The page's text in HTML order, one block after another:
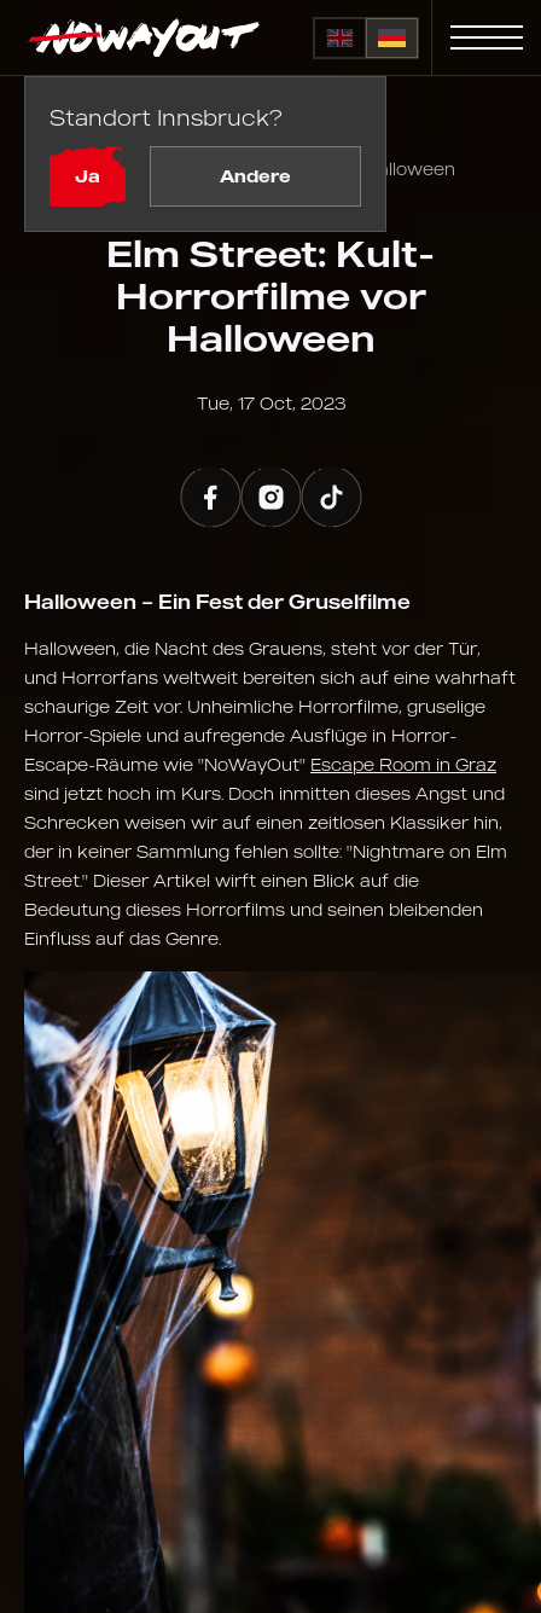
Standort Innsbruck?
Ja Andere
Elm Street: Kult-Horrorfilme vor Halloween
Elm Street: Kult-
Horrorfilme vor
Halloween
Tue, 17 Oct, 2023
Halloween – Ein Fest der Gruselfilme
Halloween, die Nacht des Grauens, steht vor der Tür,
und Horrorfans weltweit bereiten sich auf eine wahrhaft
schaurige Zeit vor. Unheimliche Horrorfilme, gruselige
Horror-Spiele und aufregende Ausflüge in Horror-
Escape-Räume wie "NoWayOut" Escape Room in Graz
sind jetzt hoch im Kurs. Doch inmitten dieses Angst und
Schrecken weisen wir auf einen zeitlosen Klassiker hin,
der in keiner Sammlung fehlen sollte: "Nightmare on Elm
Street." Dieser Artikel wirft einen Blick auf die
Bedeutung dieses Horrorfilms und seinen bleibenden
Einfluss auf das Genre.